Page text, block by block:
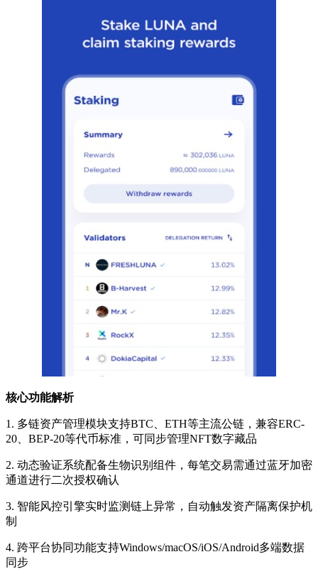
核心功能解析
1. 多链资产管理模块支持BTC、ETH等主流公链，兼容ERC-
20、BEP-20等代币标准，可同步管理NFT数字藏品
2. 动态验证系统配备生物识别组件，每笔交易需通过蓝牙加密
通道进行二次授权确认
3. 智能风控引擎实时监测链上异常，自动触发资产隔离保护机
制
4. 跨平台协同功能支持Windows/macOS/iOS/Android多端数据
同步